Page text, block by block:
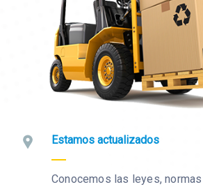
Estamos actualizados
Conocemos las leyes,